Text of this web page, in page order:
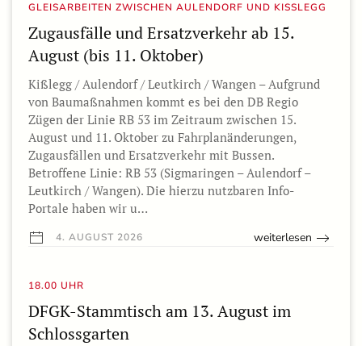
GLEISARBEITEN ZWISCHEN AULENDORF UND KISSLEGG
Zugausfälle und Ersatzverkehr ab 15.
August (bis 11. Oktober)
Kißlegg / Aulendorf / Leutkirch / Wangen – Aufgrund
von Baumaßnahmen kommt es bei den DB Regio
Zügen der Linie RB 53 im Zeitraum zwischen 15.
August und 11. Oktober zu Fahrplanänderungen,
Zugausfällen und Ersatzverkehr mit Bussen.
Betroffene Linie: RB 53 (Sigmaringen – Aulendorf –
Leutkirch / Wangen). Die hierzu nutzbaren Info-
Portale haben wir u…
4. AUGUST 2026 weiterlesen
18.00 UHR
DFGK-Stammtisch am 13. August im
Schlossgarten